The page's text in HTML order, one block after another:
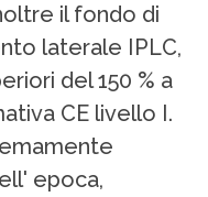
il fondo di
laterale IPLC,
del 150 % a
CE livello I.
epoca,